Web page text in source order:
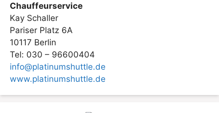
Chauffeurservice
Kay Schaller
Pariser Platz 6A
10117 Berlin
Tel: 030 – 96600404
info@platinumshuttle.de
www.platinumshuttle.de